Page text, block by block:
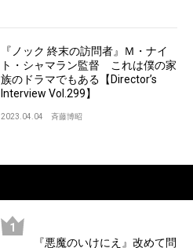
『ノック 終末の訪問者』Ｍ・ナイ
ト・シャマラン監督 これは僕の家
族のドラマでもある【Director’s
Interview Vol.299】
2023.04.04 斉藤博昭
『悪魔のいけにえ』改めて問